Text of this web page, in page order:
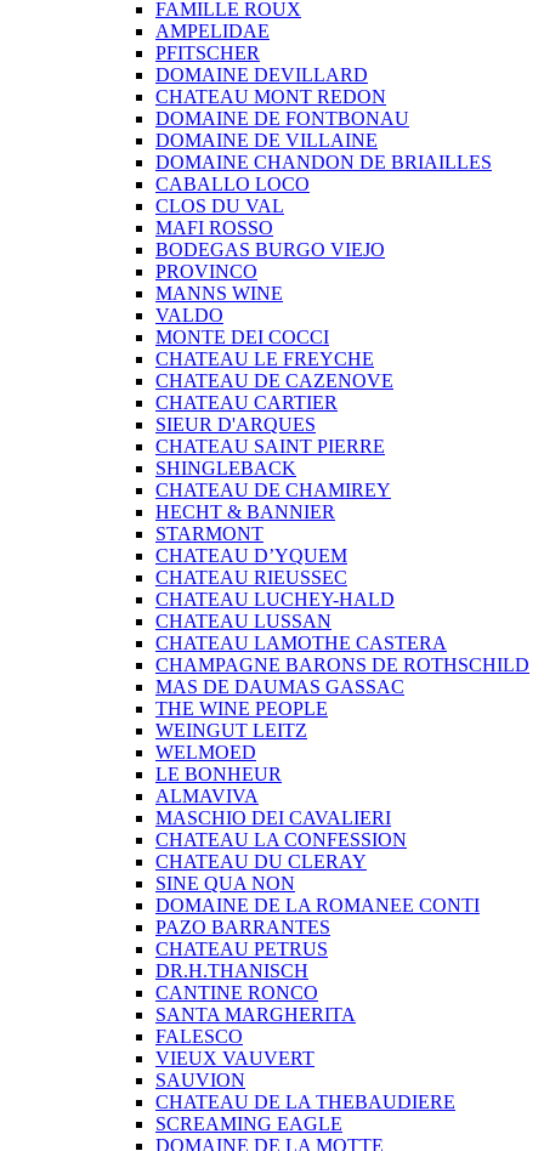
FAMILLE ROUX
AMPELIDAE
PFITSCHER
DOMAINE DEVILLARD
CHATEAU MONT REDON
DOMAINE DE FONTBONAU
DOMAINE DE VILLAINE
DOMAINE CHANDON DE BRIAILLES
CABALLO LOCO
CLOS DU VAL
MAFI ROSSO
BODEGAS BURGO VIEJO
PROVINCO
MANNS WINE
VALDO
MONTE DEI COCCI
CHATEAU LE FREYCHE
CHATEAU DE CAZENOVE
CHATEAU CARTIER
SIEUR D'ARQUES
CHATEAU SAINT PIERRE
SHINGLEBACK
CHATEAU DE CHAMIREY
HECHT & BANNIER
STARMONT
CHATEAU D’YQUEM
CHATEAU RIEUSSEC
CHATEAU LUCHEY-HALD
CHATEAU LUSSAN
CHATEAU LAMOTHE CASTERA
CHAMPAGNE BARONS DE ROTHSCHILD
MAS DE DAUMAS GASSAC
THE WINE PEOPLE
WEINGUT LEITZ
WELMOED
LE BONHEUR
ALMAVIVA
MASCHIO DEI CAVALIERI
CHATEAU LA CONFESSION
CHATEAU DU CLERAY
SINE QUA NON
DOMAINE DE LA ROMANEE CONTI
PAZO BARRANTES
CHATEAU PETRUS
DR.H.THANISCH
CANTINE RONCO
SANTA MARGHERITA
FALESCO
VIEUX VAUVERT
SAUVION
CHATEAU DE LA THEBAUDIERE
SCREAMING EAGLE
DOMAINE DE LA MOTTE